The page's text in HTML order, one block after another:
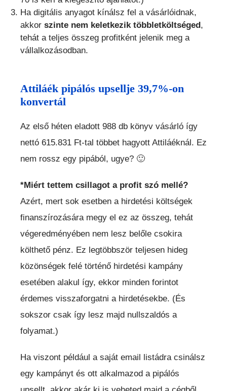
Ha digitális anyagot kínálsz fel a vásárlóidnak,
akkor szinte nem keletkezik többletköltséged,
tehát a teljes összeg profitként jelenik meg a
vállalkozásodban.
Attiláék pipálós upsellje 39,7%-on
konvertál
Az első héten eladott 988 db könyv vásárló így
nettó 615.831 Ft-tal többet hagyott Attiláéknál. Ez
nem rossz egy pipából, ugye? 🙂
*Miért tettem csillagot a profit szó mellé?
Azért, mert sok esetben a hirdetési költségek
finanszírozására megy el ez az összeg, tehát
végeredményében nem lesz belőle csokira
költhető pénz. Ez legtöbbször teljesen hideg
közönségek felé történő hirdetési kampány
esetében alakul így, ekkor minden forintot
érdemes visszaforgatni a hirdetésekbe. (És
sokszor csak így lesz majd nullszaldós a
folyamat.)
Ha viszont például a saját email listádra csinálsz
egy kampányt és ott alkalmazod a pipálós